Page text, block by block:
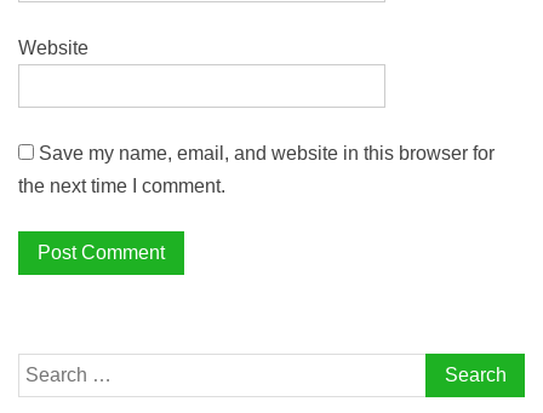
Website
Save my name, email, and website in this browser for
the next time I comment.
Search
for: